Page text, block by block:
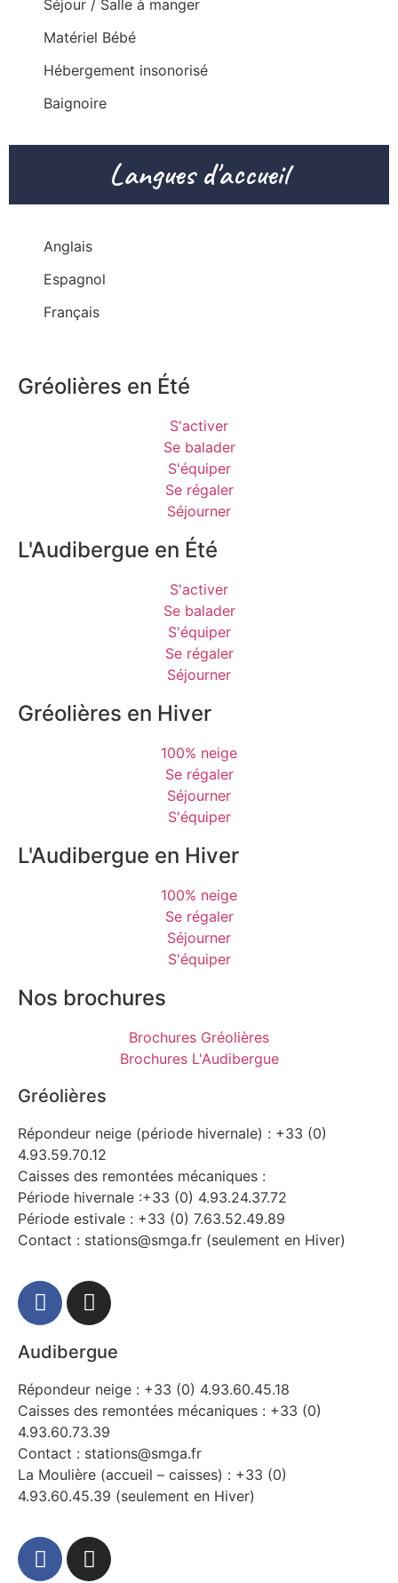
Séjour / Salle à manger
Matériel Bébé
Hébergement insonorisé
Baignoire
Langues d'accueil
Anglais
Espagnol
Français
Gréolières en Été
S'activer
Se balader
S'équiper
Se régaler
Séjourner
L'Audibergue en Été
S'activer
Se balader
S'équiper
Se régaler
Séjourner
Gréolières en Hiver
100% neige
Se régaler
Séjourner
S'équiper
L'Audibergue en Hiver
100% neige
Se régaler
Séjourner
S'équiper
Nos brochures
Brochures Gréolières
Brochures L'Audibergue
Gréolières
Répondeur neige (période hivernale) : +33 (0)
4.93.59.70.12
Caisses des remontées mécaniques :
Période hivernale :+33 (0) 4.93.24.37.72
Période estivale : +33 (0) 7.63.52.49.89
Contact : stations@smga.fr (seulement en Hiver)
Audibergue
Répondeur neige : +33 (0) 4.93.60.45.18
Caisses des remontées mécaniques : +33 (0)
4.93.60.73.39
Contact : stations@smga.fr
La Moulière (accueil – caisses) : +33 (0)
4.93.60.45.39 (seulement en Hiver)